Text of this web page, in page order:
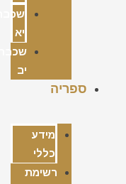
שכבת
יא
שכבת
יב
ספריה
מידע
כללי
רשימת